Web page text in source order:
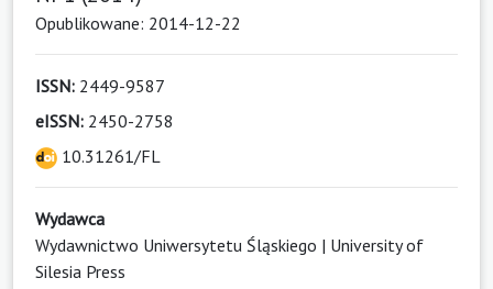
Opublikowane: 2014-12-22
ISSN: 2449-9587
eISSN: 2450-2758
10.31261/FL
Wydawca
Wydawnictwo Uniwersytetu Śląskiego | University of
Silesia Press